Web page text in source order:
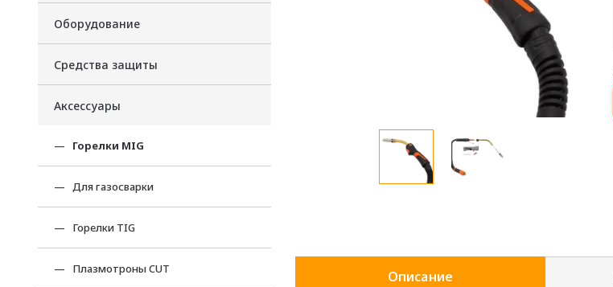
Оборудование
Средства защиты
Аксессуары
Горелки MIG
Для газосварки
Горелки TIG
Плазмотроны CUT Описание